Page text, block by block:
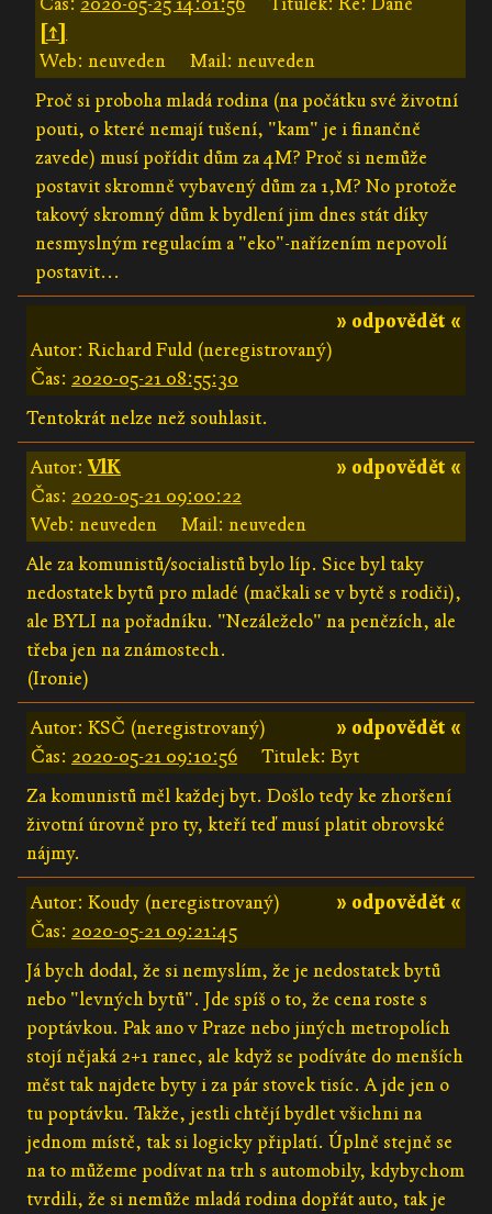
[↑]
Web: neuveden
Mail: neuveden
Proč si proboha mladá rodina (na počátku své životní
pouti, o které nemají tušení, "kam" je i finančně
zavede) musí pořídit dům za 4M? Proč si nemůže
postavit skromně vybavený dům za 1,M? No protože
takový skromný dům k bydlení jim dnes stát díky
nesmyslným regulacím a "eko"-nařízením nepovolí
postavit...
» odpovědět «
Autor: Richard Fuld (neregistrovaný)
Čas: 2020-05-21 08:55:30
Tentokrát nelze než souhlasit.
» odpovědět «
Autor:VlK
Čas: 2020-05-21 09:00:22
Web: neuveden
Mail: neuveden
Ale za komunistů/socialistů bylo líp. Sice byl taky
nedostatek bytů pro mladé (mačkali se v bytě s rodiči),
ale BYLI na pořadníku. "Nezáleželo" na penězích, ale
třeba jen na známostech.
(Ironie)
» odpovědět «
Autor: KSČ (neregistrovaný)
Čas: 2020-05-21 09:10:56
Titulek: Byt
Za komunistů měl každej byt. Došlo tedy ke zhoršení
životní úrovně pro ty, kteří teď musí platit obrovské
nájmy.
» odpovědět «
Autor: Koudy (neregistrovaný)
Čas: 2020-05-21 09:21:45
Já bych dodal, že si nemyslím, že je nedostatek bytů
nebo "levných bytů". Jde spíš o to, že cena roste s
poptávkou. Pak ano v Praze nebo jiných metropolích
stojí nějaká 2+1 ranec, ale když se podíváte do menších
měst tak najdete byty i za pár stovek tisíc. A jde jen o
tu poptávku. Takže, jestli chtějí bydlet všichni na
jednom místě, tak si logicky připlatí. Úplně stejně se
na to můžeme podívat na trh s automobily, kdybychom
tvrdili, že si nemůže mladá rodina dopřát auto, tak je